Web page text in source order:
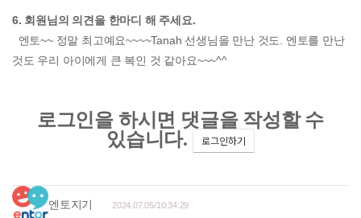
6. 회원님의 의견을 한마디 해 주세요.
엔토~~ 정말 최고예요~~~~Tanah 선생님을 만난 것도. 엔토를 만난
것도 우리 아이에게 큰 복인 것 같아요~~~^^